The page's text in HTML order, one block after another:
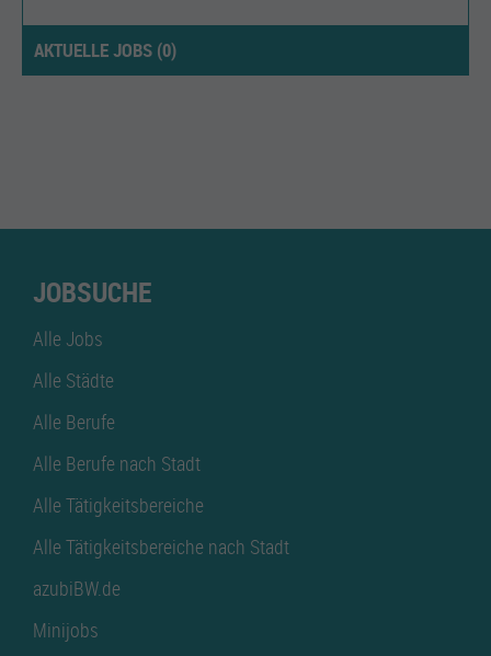
AKTUELLE JOBS (0)
JOBSUCHE
Alle Jobs
Alle Städte
Alle Berufe
Alle Berufe nach Stadt
Alle Tätigkeitsbereiche
Alle Tätigkeitsbereiche nach Stadt
azubiBW.de
Minijobs